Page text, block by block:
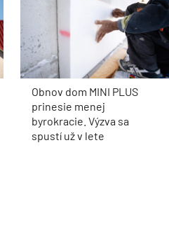
Obnov dom MINI PLUS
prinesie menej
byrokracie. Výzva sa
spustí už v lete